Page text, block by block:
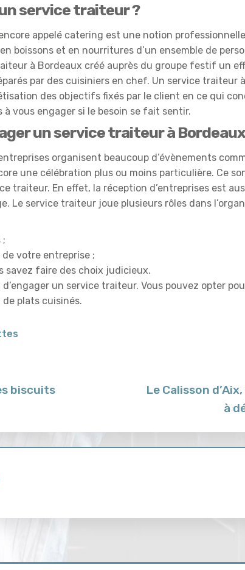
service traiteur ?
appelé catering est une notion
boissons et en nourritures d’un ensemble de
à Bordeaux créé auprès du groupe festif un
par des cuisiniers en chef. Un service traiteur
des objectifs fixés par le client en ce qui
à vous engager si le besoin se fait sentir.
un service traiteur à
organisent beaucoup d’évènements
une célébration plus ou moins particulière. Ce
traiteur. En effet, la réception d’entreprises est
Le service traiteur joue plusieurs rôles dans
;
de votre entreprise ;
savez faire des choix judicieux.
un service traiteur. Vous pouvez opter
plats cuisinés.
biscuits
Le Calisson
à